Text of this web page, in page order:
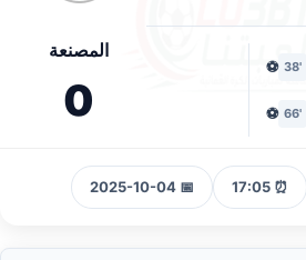
'38
⚽
'66
⚽
المصنعة
0
⏰ 17:05
📅 2025-10-04